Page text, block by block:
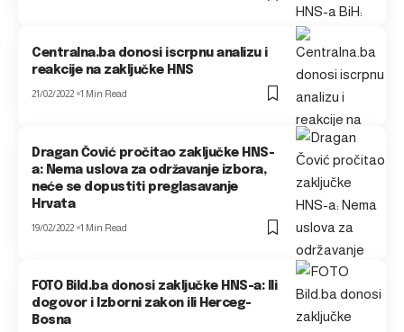
Centralna.ba donosi iscrpnu analizu i
reakcije na zaključke HNS
21/02/2022 1 Min Read
Dragan Čović pročitao zaključke HNS-
a: Nema uslova za održavanje izbora,
neće se dopustiti preglasavanje
Hrvata
19/02/2022 1 Min Read
FOTO Bild.ba donosi zaključke HNS-a: Ili
dogovor i Izborni zakon ili Herceg-
Bosna